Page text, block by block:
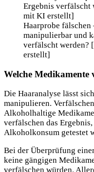
Haarprobe fälschen
manipulierbar und
verfälscht
erstellt]
Welche Medikamente
Die Haaranalyse lässt
manipulieren.
Alkoholhaltige
verfälschen das
Alkoholkonsum getestet
Bei der Überprüfung
keine gängigen
verfälschen würden.